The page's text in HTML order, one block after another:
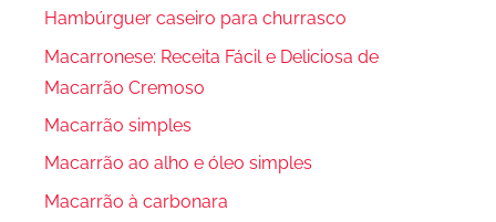
Hambúrguer caseiro para churrasco
Macarronese: Receita Fácil e Deliciosa de
Macarrão Cremoso
Macarrão simples
Macarrão ao alho e óleo simples
Macarrão à carbonara